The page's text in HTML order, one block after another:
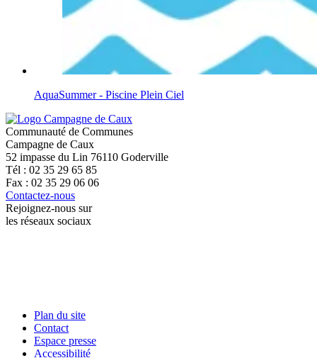
AquaSummer - Piscine Plein Ciel
Communauté de Communes
Campagne de Caux
52 impasse du Lin 76110 Goderville
Tél : 02 35 29 65 85
Fax : 02 35 29 06 06
Contactez-nous
Rejoignez-nous sur
les réseaux sociaux
Plan du site
Contact
Espace presse
Accessibilité